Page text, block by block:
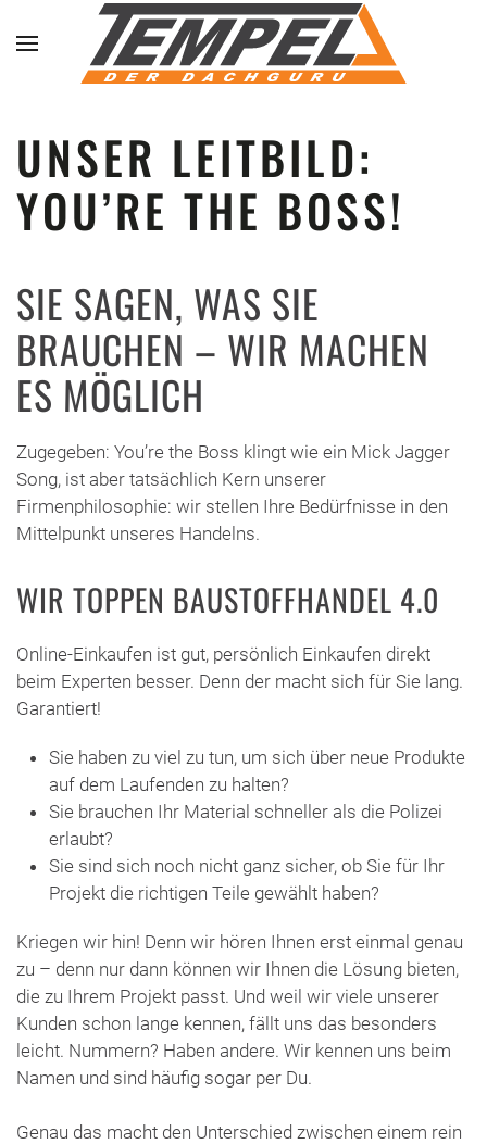
Skip to main content
UNSER LEITBILD:
YOU’RE THE BOSS!
SIE SAGEN, WAS SIE
BRAUCHEN – WIR MACHEN
ES MÖGLICH
Zugegeben: You’re the Boss klingt wie ein Mick Jagger
Song, ist aber tatsächlich Kern unserer
Firmenphilosophie: wir stellen Ihre Bedürfnisse in den
Mittelpunkt unseres Handelns.
WIR TOPPEN BAUSTOFFHANDEL 4.0
Online-Einkaufen ist gut, persönlich Einkaufen direkt
beim Experten besser. Denn der macht sich für Sie lang.
Garantiert!
Sie haben zu viel zu tun, um sich über neue Produkte
auf dem Laufenden zu halten?
Sie brauchen Ihr Material schneller als die Polizei
erlaubt?
Sie sind sich noch nicht ganz sicher, ob Sie für Ihr
Projekt die richtigen Teile gewählt haben?
Kriegen wir hin! Denn wir hören Ihnen erst einmal genau
zu – denn nur dann können wir Ihnen die Lösung bieten,
die zu Ihrem Projekt passt. Und weil wir viele unserer
Kunden schon lange kennen, fällt uns das besonders
leicht. Nummern? Haben andere. Wir kennen uns beim
Namen und sind häufig sogar per Du.
Genau das macht den Unterschied zwischen einem rein